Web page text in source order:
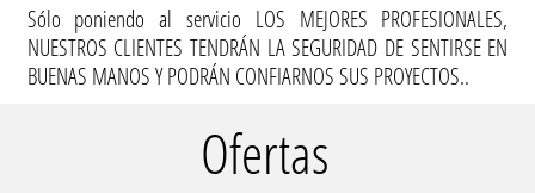
Sólo poniendo al servicio LOS MEJORES PROFESIONALES,
NUESTROS CLIENTES TENDRÁN LA SEGURIDAD DE SENTIRSE EN
BUENAS MANOS Y PODRÁN CONFIARNOS SUS PROYECTOS..
Ofertas